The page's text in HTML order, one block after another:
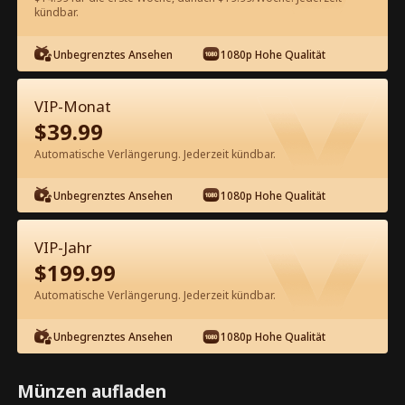
60 Jetzt entsperren
Kostenlos in der App ansehen
Episode 25 - Leb Wohl für Immer,
Besitzergreifender CEO Kompletter
Film
1-50 51-80
25 26 27 28 29
kündbar.
Unbegrenztes Ansehen 1080p Hohe Qualität
VIP-Monat
$39.99
Automatische Verlängerung. Jederzeit kündbar.
Unbegrenztes Ansehen 1080p Hohe Qualität
VIP-Jahr
$199.99
Automatische Verlängerung. Jederzeit kündbar.
Unbegrenztes Ansehen 1080p Hohe Qualität
Münzen aufladen